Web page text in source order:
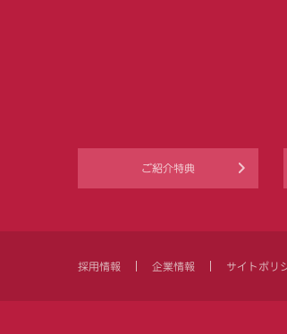
ご紹介特典
採用情報 企業情報 サイトポリ